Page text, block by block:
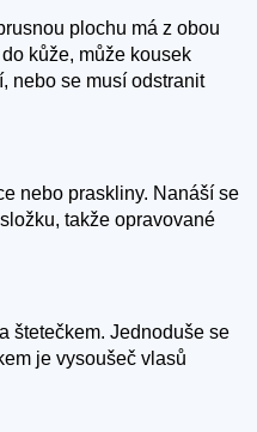
plochu má z obou
kůže, může kousek
nebo se musí odstranit
nebo praskliny. Nanáší se
takže opravované
štetečkem. Jednoduše se
je vysoušeč vlasů